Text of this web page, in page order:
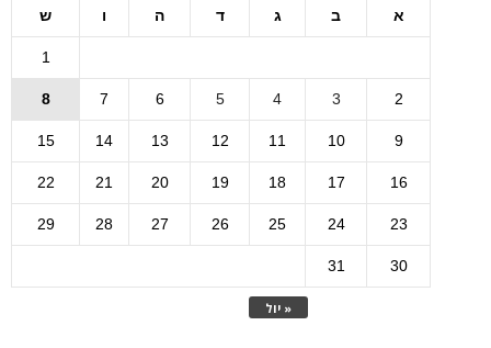
א ב ג ד ה ו ש
« יול
1
2
3
4
5
6
7
8
9
10
11
12
13
14
15
16
17
18
19
20
21
22
23
24
25
26
27
28
29
30
31